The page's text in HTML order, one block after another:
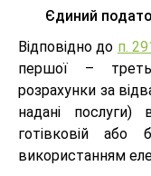
Єдиний
Відповідно до п.
першої –
розрахунки за
надані
готівковій або
використанням